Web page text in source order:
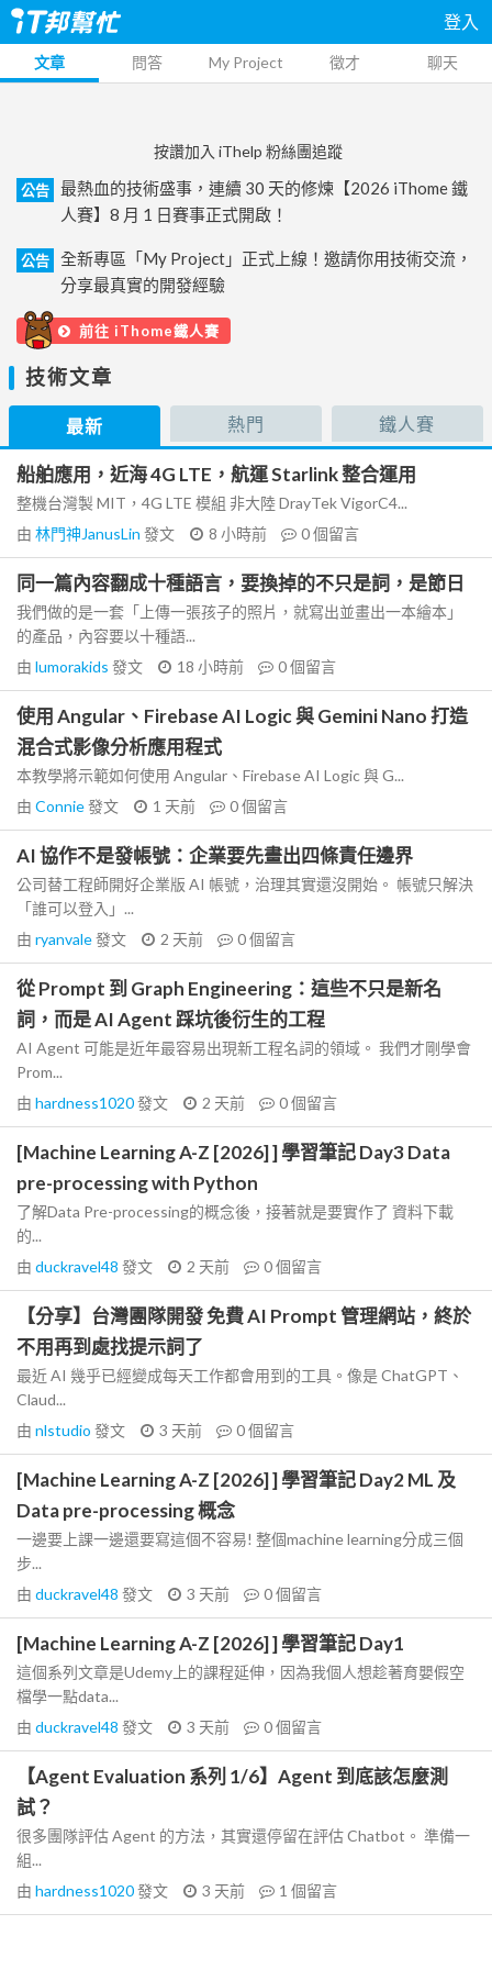
登入
文章 問答 My Project 徵才 聊天
按讚加入 iThelp 粉絲團追蹤
公告
最熱血的技術盛事，連續 30 天的修煉【2026 iThome 鐵
人賽】8 月 1 日賽事正式開啟！
公告
全新專區「My Project」正式上線！邀請你用技術交流，
分享最真實的開發經驗
前往 iThome鐵人賽
技術文章
最新 熱門 鐵人賽
船舶應用，近海 4G LTE，航運 Starlink 整合運用
整機台灣製 MIT，4G LTE 模組 非大陸 DrayTek VigorC4...
由 林門神JanusLin 發文 8 小時前 0個留言
同一篇內容翻成十種語言，要換掉的不只是詞，是節日
我們做的是一套「上傳一張孩子的照片，就寫出並畫出一本繪本」
的產品，內容要以十種語...
由 lumorakids 發文 18 小時前 0個留言
使用 Angular、Firebase AI Logic 與 Gemini Nano 打造
混合式影像分析應用程式
本教學將示範如何使用 Angular、Firebase AI Logic 與 G...
由 Connie發文 1 天前 0個留言
AI 協作不是發帳號：企業要先畫出四條責任邊界
公司替工程師開好企業版 AI 帳號，治理其實還沒開始。 帳號只解決
「誰可以登入」...
由 ryanvale發文 2 天前 0個留言
從 Prompt 到 Graph Engineering：這些不只是新名
詞，而是 AI Agent 踩坑後衍生的工程
AI Agent 可能是近年最容易出現新工程名詞的領域。 我們才剛學會
Prom...
由 hardness1020發文 2 天前 0個留言
[Machine Learning A-Z [2026] ] 學習筆記 Day3 Data
pre-processing with Python
了解Data Pre-processing的概念後，接著就是要實作了 資料下載
的...
由 duckravel48 發文 2 天前 0個留言
【分享】台灣團隊開發 免費 AI Prompt 管理網站，終於
不用再到處找提示詞了
最近 AI 幾乎已經變成每天工作都會用到的工具。像是 ChatGPT、
Claud...
由 nlstudio 發文 3 天前 0個留言
[Machine Learning A-Z [2026] ] 學習筆記 Day2 ML 及
Data pre-processing 概念
一邊要上課一邊還要寫這個不容易! 整個machine learning分成三個
步...
由 duckravel48 發文 3 天前 0個留言
[Machine Learning A-Z [2026] ] 學習筆記 Day1
這個系列文章是Udemy上的課程延伸，因為我個人想趁著育嬰假空
檔學一點data...
由 duckravel48 發文 3 天前 0個留言
【Agent Evaluation 系列 1/6】Agent 到底該怎麼測
試？
很多團隊評估 Agent 的方法，其實還停留在評估 Chatbot。 準備一
組...
由 hardness1020發文 3 天前 1 個留言